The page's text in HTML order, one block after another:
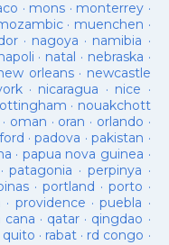
· mons · monterrey ·
· muenchen ·
· nagoya · namibia ·
· natal · nebraska ·
orleans· newcastle
· nicaragua · nice ·
· nouakchott
· oman · oran · orlando ·
·padova ·pakistan ·
· papua nova guinea ·
patagonia · perpinya ·
·portland · porto ·
· providence ·puebla ·
cana · qatar · qingdao ·
quito · rabat · rd congo ·